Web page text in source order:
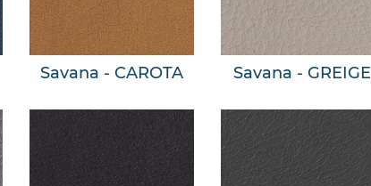
Savana - CAROTA Savana - GREIGE